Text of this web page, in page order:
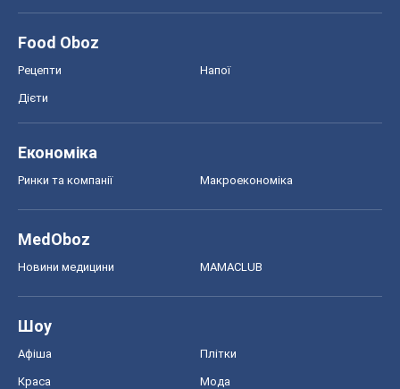
Food Oboz
Рецепти Напої
Дієти
Економіка
Ринки та компанії Макроекономіка
MedOboz
Новини медицини MAMACLUB
Шоу
Афіша Плітки
Краса Мода